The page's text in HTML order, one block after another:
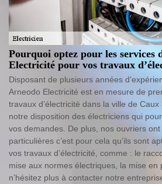
Pourquoi optez pour les services
Electricité pour vos travaux
Disposant de plusieurs années
Arneodo Electricité est en mesure de
travaux d’électricité dans la ville de
notre disposition des électriciens qui
vos demandes. De plus, nos ouvriers
particulières c’est pour cela qu’ils sont
vos travaux d’électricité, comme : le
mise aux normes électriques, la mise en
n’hésitez plus à contacter notre